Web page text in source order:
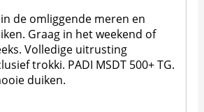
de omliggende meren en
Graag in het weekend of
Volledige uitrusting
trokki. PADI MSDT 500+ TG.
duiken.